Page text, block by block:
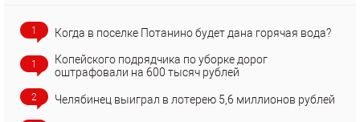
1 Когда в поселке Потанино будет дана горячая вода?
1
Копейского подрядчика по уборке дорог
оштрафовали на 600 тысяч рублей
2 Челябинец выиграл в лотерею 5,6 миллионов рублей